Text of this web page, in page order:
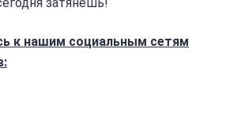
к нашим социальным сетям